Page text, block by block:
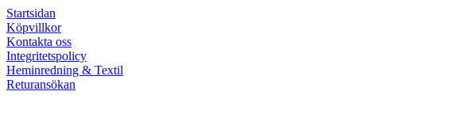
Startsidan
Köpvillkor
Kontakta oss
Integritetspolicy
Heminredning & Textil
Returansökan